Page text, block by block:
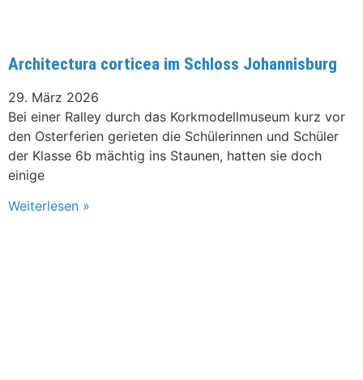
Architectura corticea im Schloss Johannisburg
29. März 2026
Bei einer Ralley durch das Korkmodellmuseum kurz vor
den Osterferien gerieten die Schülerinnen und Schüler
der Klasse 6b mächtig ins Staunen, hatten sie doch
einige
Weiterlesen »